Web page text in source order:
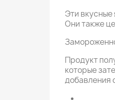
Эти
Они также
Продукт
которые
добавления